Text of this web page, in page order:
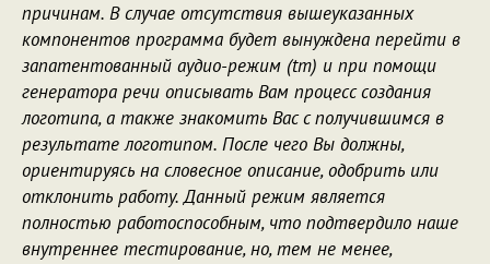
причинам. В случае отсутствия вышеуказанных
компонентов программа будет вынуждена перейти в
запатентованный аудио-режим (tm) и при помощи
генератора речи описывать Вам процесс создания
логотипа, а также знакомить Вас с получившимся в
результате логотипом. После чего Вы должны,
ориентируясь на словесное описание, одобрить или
отклонить работу. Данный режим является
полностью работоспособным, что подтвердило наше
внутреннее тестирование, но, тем не менее,